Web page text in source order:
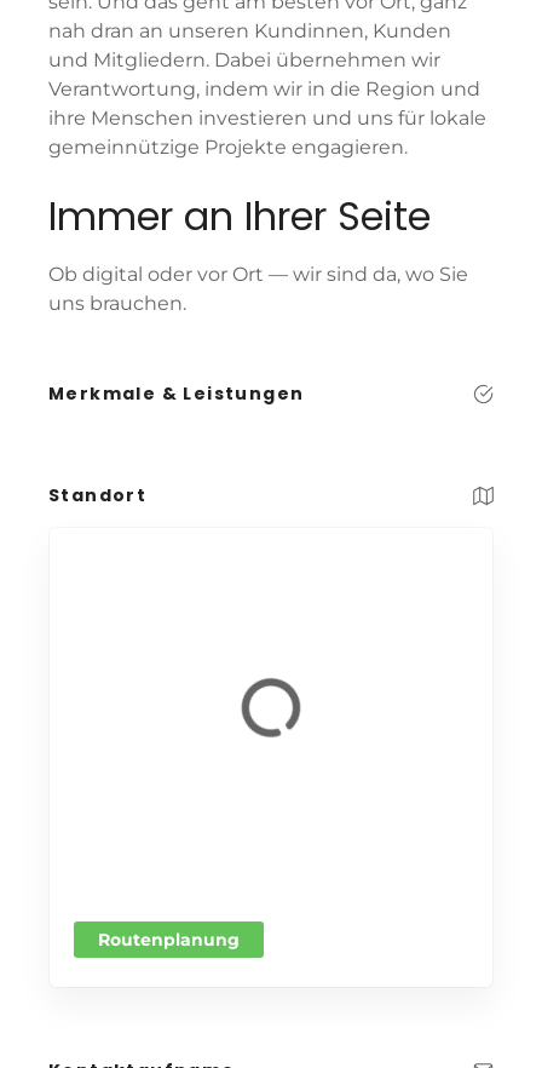
nah dran an unseren Kundinnen, Kunden
und Mitgliedern. Dabei übernehmen wir
Verantwortung, indem wir in die Region und
ihre Menschen investieren und uns für lokale
gemeinnützige Projekte engagieren.
Immer an Ihrer Seite
Ob digital oder vor Ort — wir sind da, wo Sie
uns brauchen.
Merkmale & Leistungen
Standort
Routenplanung